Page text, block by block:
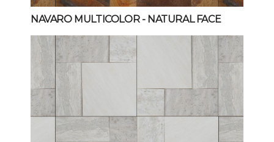
NAVARO MULTICOLOR- NATURAL FACE